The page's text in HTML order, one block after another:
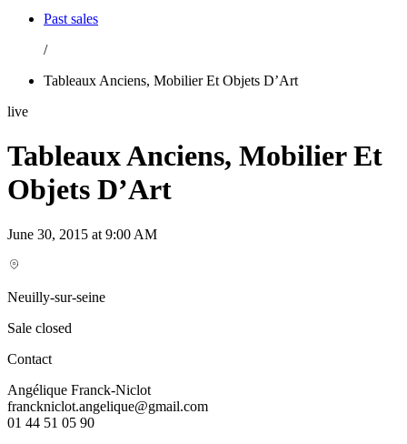
Past sales
/
Tableaux Anciens, Mobilier Et Objets D’Art
live
Tableaux Anciens, Mobilier Et
Objets D’Art
June 30, 2015 at 9:00 AM
Neuilly-sur-seine
Sale closed
Contact
Angélique Franck-Niclot
franckniclot.angelique@gmail.com
01 44 51 05 90